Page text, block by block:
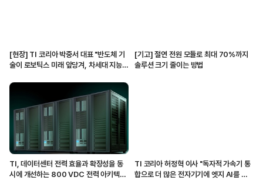
[현장] TI 코리아 박중서 대표 "반도체 기
술이 로보틱스 미래 앞당겨, 차세대 지능형
[기고] 절연 전원 모듈로 최대 70%까지
솔루션 크기 줄이는 방법
TI, 데이터센터 전력 효율과 확장성을 동
시에 개선하는 800 VDC 전력 아키텍처
TI 코리아 허정혁 이사 "독자적 가속기 통
합으로 더 많은 전자기기에 엣지 AI를 구